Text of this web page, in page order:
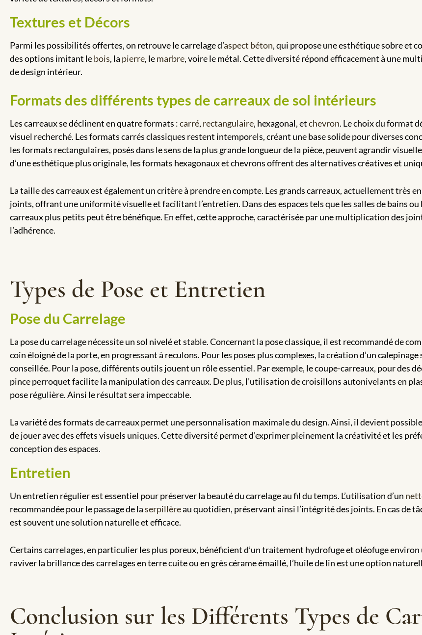
Textures et Décors
Parmi les possibilités offertes, on retrouve le carrelage d’aspect béton, qui propose une esthétique sobre et
des options imitant lebois, la pierre, lemarbre, voire le métal. Cette diversité répond efficacement à une
de design intérieur.
Formats des différents types de carreaux de sol intérieurs
Les carreaux se déclinent en quatre formats :carré, rectangulaire, hexagonal, etchevron. Le choix du format
visuel recherché. Les formats carrés classiques restent intemporels, créant une base solide pour diverses
les formats rectangulaires, posés dans le sens de la plus grande longueur de la pièce, peuvent agrandir
d’une esthétique plus originale, les formats hexagonaux et chevrons offrent des alternatives créatives et
La taille des carreaux est également un critère à prendre en compte. Les grands carreaux, actuellement très
joints, offrant une uniformité visuelle et facilitant l’entretien. Dans des espaces tels que les salles de bains
carreaux plus petits peut être bénéfique. En effet, cette approche, caractérisée par une multiplication des
l’adhérence.
Types de Pose et Entretien
Pose du Carrelage
La pose du carrelage nécessite un sol nivelé et stable. Concernant la pose classique, il est recommandé de
coin éloigné de la porte, en progressant à reculons. Pour les poses plus complexes, la création d’un
conseillée. Pour la pose, différents outils jouent un rôle essentiel. Par exemple, le coupe-carreaux, pour des
pince perroquet facilite la manipulation des carreaux. De plus, l’utilisation de croisillons autonivelants en
pose régulière. Ainsi le résultat sera impeccable.
La variété des formats de carreaux permet une personnalisation maximale du design. Ainsi, il devient
de jouer avec des effets visuels uniques. Cette diversité permet d’exprimer pleinement la créativité et les
conception des espaces.
Entretien
Un entretien régulier est essentiel pour préserver la beauté du carrelage au fil du temps. L’utilisation d’un
recommandée pour le passage de laserpillèreau quotidien, préservant ainsi l’intégrité des joints. En cas de
est souvent une solution naturelle et efficace.
Certains carrelages, en particulier les plus poreux, bénéficient d’un traitement hydrofuge et oléofuge environ
raviver la brillance des carrelages en terre cuite ou en grès cérame émaillé, l’huile de lin est une option
Conclusion sur les Différents Types de